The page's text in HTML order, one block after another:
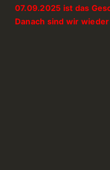
07.09.2025 ist das
Danach sind wir